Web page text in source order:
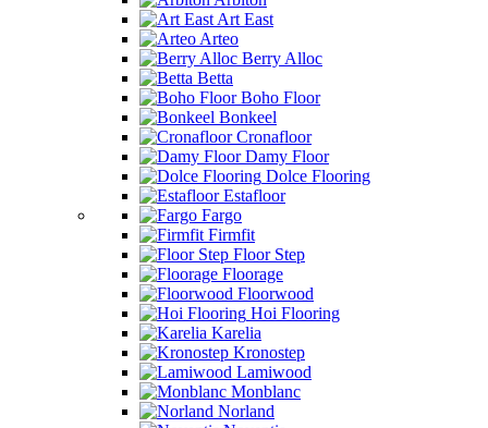
Art East
Arteo
Berry Alloc
Betta
Boho Floor
Bonkeel
Cronafloor
Damy Floor
Dolce Flooring
Estafloor
Fargo
Firmfit
Floor Step
Floorage
Floorwood
Hoi Flooring
Karelia
Kronostep
Lamiwood
Monblanc
Norland